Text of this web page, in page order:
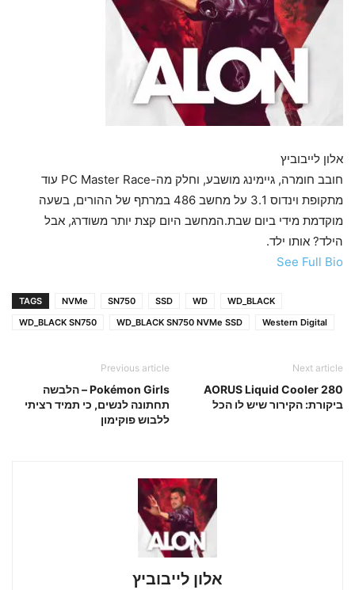
אלון לייבוביץ
חובב חומרה, גיימינג מושבע, וחלק מה-PC Master Race עוד
מתקופת וינדוס 3.1 על מחשב 486 במרתף של ההורים, בשעה
מוקדמת מידי ביום שבת.המחשב היום קצת יותר משודרג, אבל
הילד? אותו ילד.
See Full Bio
TAGS NVMe SN750 SSD WD
WD_BLACK
WD_BLACK SN750
WD_BLACK SN750 NVMe SSD Western Digital
Previous article
Pokémon Girls – הלבשה
תחתונה לנשים, כי תמיד רציתי
ללבוש פוקימון
Next article
AORUS Liquid Cooler 280
ביקורת: הקירור שיש לו הכל
אלון לייבוביץ